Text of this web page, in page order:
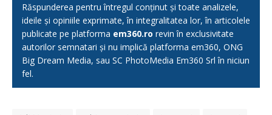
Răspunderea pentru întregul conținut și toate analizele,
ideile și opiniile exprimate, în integralitatea lor, în articolele
publicate pe platforma em360.ro revin în exclusivitate
autorilor semnatari și nu implică platforma em360, ONG
Big Dream Media, sau SC PhotoMedia Em360 Srl în niciun
fel.